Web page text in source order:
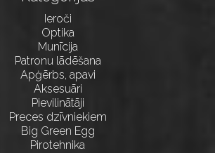
Ieroči
Optika
Munīcija
Patronu lādēšana
Apģērbs, apavi
Aksesuāri
Pievilinātāji
Preces dzīvniekiem
Big Green Egg
Pirotehnika